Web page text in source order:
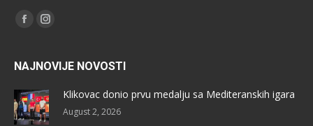
Find us on:
FacebookInstagram
NAJNOVIJE NOVOSTI
Klikovac donio prvu medalju sa Mediteranskih igara
August 2, 2026